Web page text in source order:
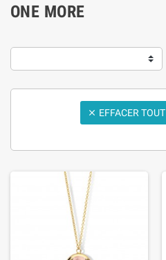
ONE MORE
 EFFACER TOUT